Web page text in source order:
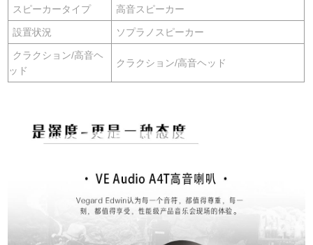
スピーカータイプ 高音スピーカー
設置状況 ソプラノスピーカー
クラクション/高音ヘ
ッド
クラクション/高音ヘッド